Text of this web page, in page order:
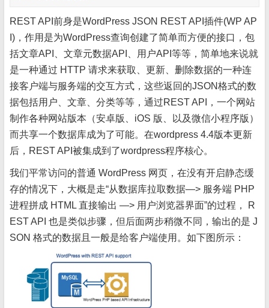
REST API前身是WordPress JSON REST API插件(WP AP
I)，作用是为WordPress查询创建了简单而方便的接口，包
括文章API、文章元数据API、用户API等等，简单地来说就
是一种通过 HTTP 请求来获取、更新、删除数据的一种连
接客户端与服务端的交互方式，这些返回的JSON格式的数
据包括用户、文章、分类等等，通过REST API，一个网站
制作各种网站版本（安卓版、iOS 版、以及微信小程序版）
而共享一个数据库成为了可能。在wordpress 4.4版本更新
后，REST API被集成到了wordpress程序核心。
我们平常访问的普通 WordPress 网页，在没有开启静态缓
存的情况下，大概是走“从数据库拉取数据—> 服务端 PHP
进程拼成 HTML 直接输出 —> 用户浏览器界面”的过程， R
EST API 也是类似步骤，但后面两步稍微不同，输出的是 J
SON 格式的数据且一般是给客户端使用。如下图所示：